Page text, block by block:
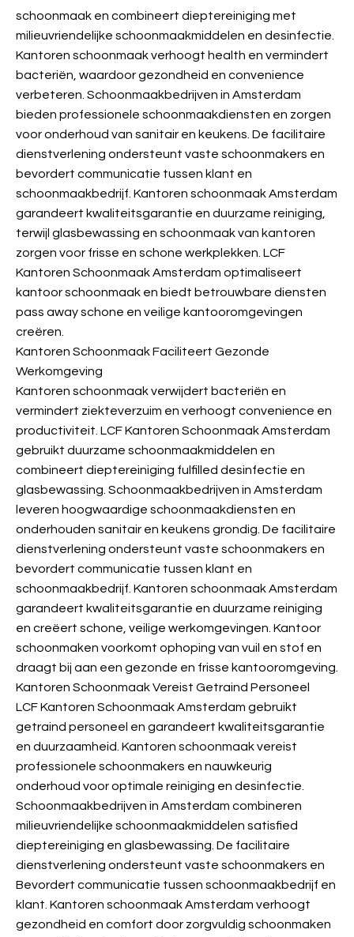
schoonmaak en combineert dieptereiniging met
milieuvriendelijke schoonmaakmiddelen en desinfectie.
Kantoren schoonmaak verhoogt health en vermindert
bacteriën, waardoor gezondheid en convenience
verbeteren. Schoonmaakbedrijven in Amsterdam
bieden professionele schoonmaakdiensten en zorgen
voor onderhoud van sanitair en keukens. De facilitaire
dienstverlening ondersteunt vaste schoonmakers en
bevordert communicatie tussen klant en
schoonmaakbedrijf. Kantoren schoonmaak Amsterdam
garandeert kwaliteitsgarantie en duurzame reiniging,
terwijl glasbewassing en schoonmaak van kantoren
zorgen voor frisse en schone werkplekken. LCF
Kantoren Schoonmaak Amsterdam optimaliseert
kantoor schoonmaak en biedt betrouwbare diensten
pass away schone en veilige kantooromgevingen
creëren.
Kantoren Schoonmaak Faciliteert Gezonde
Werkomgeving
Kantoren schoonmaak verwijdert bacteriën en
vermindert ziekteverzuim en verhoogt convenience en
productiviteit. LCF Kantoren Schoonmaak Amsterdam
gebruikt duurzame schoonmaakmiddelen en
combineert dieptereiniging fulfilled desinfectie en
glasbewassing. Schoonmaakbedrijven in Amsterdam
leveren hoogwaardige schoonmaakdiensten en
onderhouden sanitair en keukens grondig. De facilitaire
dienstverlening ondersteunt vaste schoonmakers en
bevordert communicatie tussen klant en
schoonmaakbedrijf. Kantoren schoonmaak Amsterdam
garandeert kwaliteitsgarantie en duurzame reiniging
en creëert schone, veilige werkomgevingen. Kantoor
schoonmaken voorkomt ophoping van vuil en stof en
draagt bij aan een gezonde en frisse kantooromgeving.
Kantoren Schoonmaak Vereist Getraind Personeel
LCF Kantoren Schoonmaak Amsterdam gebruikt
getraind personeel en garandeert kwaliteitsgarantie
en duurzaamheid. Kantoren schoonmaak vereist
professionele schoonmakers en nauwkeurig
onderhoud voor optimale reiniging en desinfectie.
Schoonmaakbedrijven in Amsterdam combineren
milieuvriendelijke schoonmaakmiddelen satisfied
dieptereiniging en glasbewassing. De facilitaire
dienstverlening ondersteunt vaste schoonmakers en
Bevordert communicatie tussen schoonmaakbedrijf en
klant. Kantoren schoonmaak Amsterdam verhoogt
gezondheid en comfort door zorgvuldig schoonmaken